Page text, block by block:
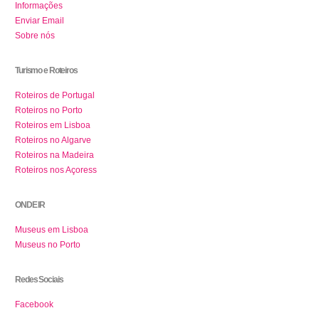
Informações
Enviar Email
Sobre nós
Turismo e Roteiros
Roteiros de Portugal
Roteiros no Porto
Roteiros em Lisboa
Roteiros no Algarve
Roteiros na Madeira
Roteiros nos Açoress
ONDE IR
Museus em Lisboa
Museus no Porto
Redes Sociais
Facebook